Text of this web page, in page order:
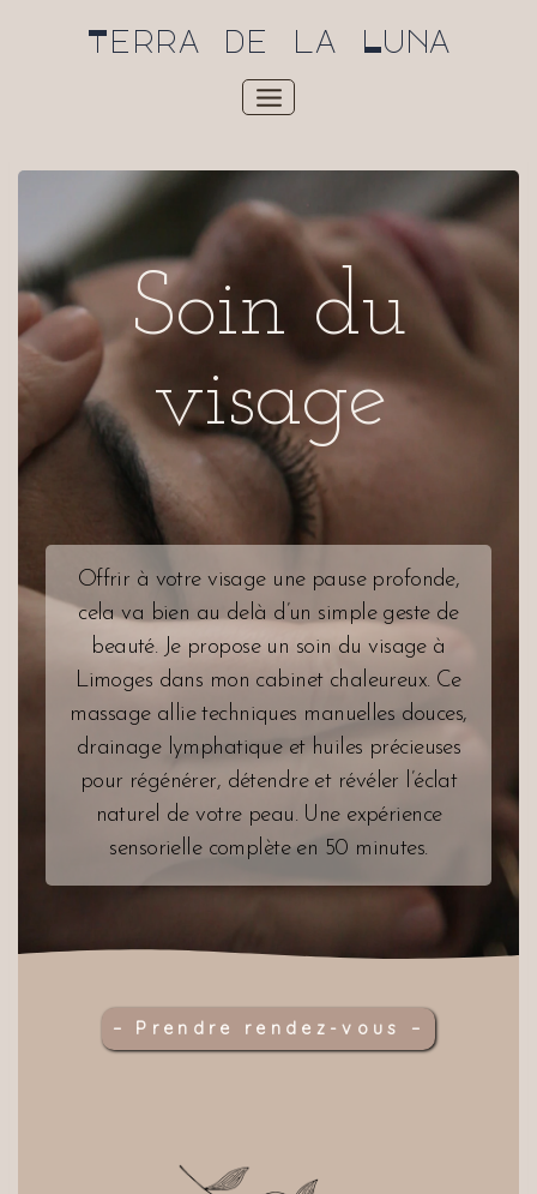
Terra de la Luna
Soin du
visage
Offrir à votre visage une pause profonde,
cela va bien au delà d’un simple geste de
beauté. Je propose un soin du visage à
Limoges dans mon cabinet chaleureux. Ce
massage allie techniques manuelles douces,
drainage lymphatique et huiles précieuses
pour régénérer, détendre et révéler l’éclat
naturel de votre peau. Une expérience
sensorielle complète en 50 minutes.
– Prendre rendez-vous –